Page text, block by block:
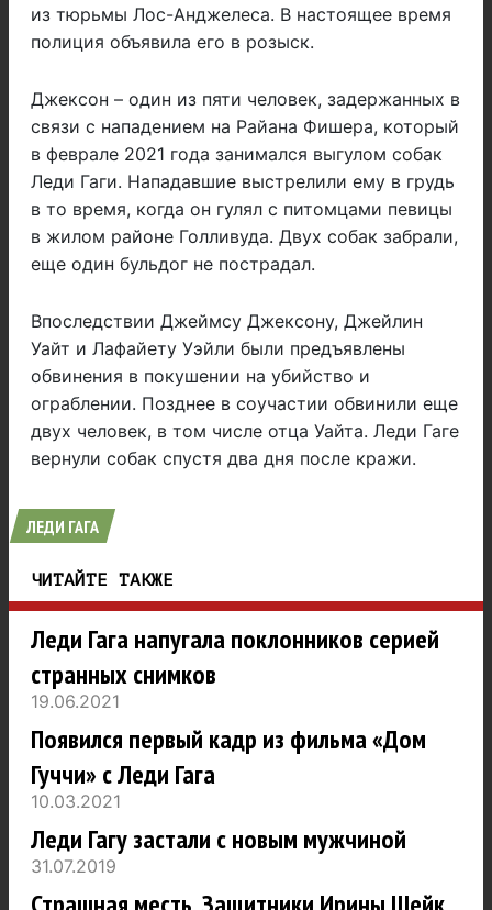
из тюрьмы Лос-Анджелеса. В настоящее время
полиция объявила его в розыск.
Джексон – один из пяти человек, задержанных в
связи с нападением на Райана Фишера, который
в феврале 2021 года занимался выгулом собак
Леди Гаги. Нападавшие выстрелили ему в грудь
в то время, когда он гулял с питомцами певицы
в жилом районе Голливуда. Двух собак забрали,
еще один бульдог не пострадал.
Впоследствии Джеймсу Джексону, Джейлин
Уайт и Лафайету Уэйли были предъявлены
обвинения в покушении на убийство и
ограблении. Позднее в соучастии обвинили еще
двух человек, в том числе отца Уайта. Леди Гаге
вернули собак спустя два дня после кражи.
ЛЕДИ ГАГА
ЧИТАЙТЕ ТАКЖЕ
Леди Гага напугала поклонников серией
странных снимков
19.06.2021
Появился первый кадр из фильма «Дом
Гуччи» с Леди Гага
10.03.2021
Леди Гагу застали с новым мужчиной
31.07.2019